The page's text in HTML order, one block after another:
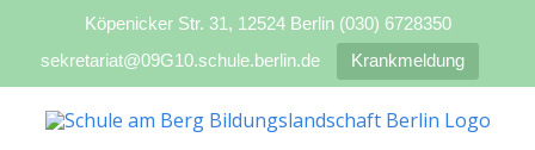
Köpenicker Str. 31, 12524 Berlin (030) 6728350
sekretariat@09G10.schule.berlin.de
Krankmeldung
Inhalt